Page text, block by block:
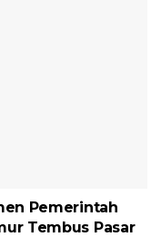
Pemerintah
Tembus Pasar